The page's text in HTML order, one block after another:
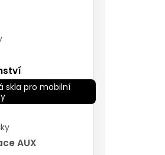
skla pro mobilní
AUX